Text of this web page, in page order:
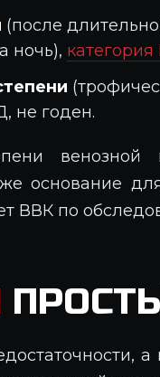
(после
ночь), категория
не годен.
основание
ВВК по